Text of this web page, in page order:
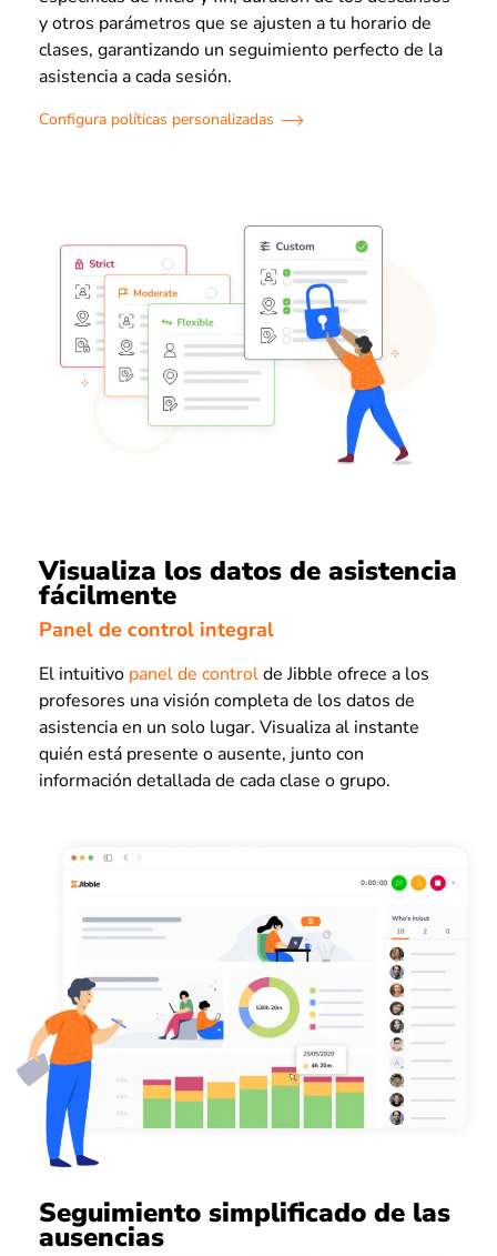
y otros parámetros que se ajusten a tu horario de
clases, garantizando un seguimiento perfecto de la
asistencia a cada sesión.
Configura políticas personalizadas
Visualiza los datos de asistencia
fácilmente
Panel de control integral
El intuitivo panel de controlde Jibble ofrece a los
profesores una visión completa de los datos de
asistencia en un solo lugar. Visualiza al instante
quién está presente o ausente, junto con
información detallada de cada clase o grupo.
Seguimiento simplificado de las
ausencias